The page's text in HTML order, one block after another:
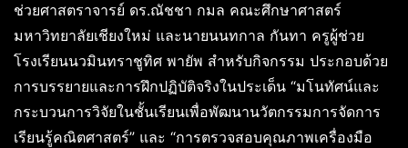
ช่วยศาสตราจารย์ ดร.ณัชชา กมล คณะศึกษาศาสตร์
มหาวิทยาลัยเชียงใหม่ และนายนนทกาล กันทา ครูผู้ช่วย
โรงเรียนนวมินทราชูทิศ พายัพ สำหรับกิจกรรม ประกอบด้วย
การบรรยายและการฝึกปฏิบัติจริงในประเด็น “มโนทัศน์และ
กระบวนการวิจัยในชั้นเรียนเพื่อพัฒนานวัตกรรมการจัดการ
เรียนรู้คณิตศาสตร์” และ “การตรวจสอบคุณภาพเครื่องมือ